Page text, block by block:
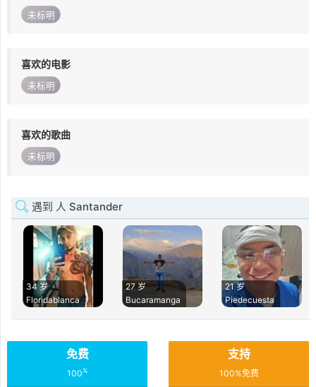
未标明
喜欢的电影
未标明
喜欢的歌曲
未标明
遇到 人 Santander
34 岁
Floridablanca
27 岁
Bucaramanga
21 岁
Piedecuesta
免费
100%
支持
100%免费